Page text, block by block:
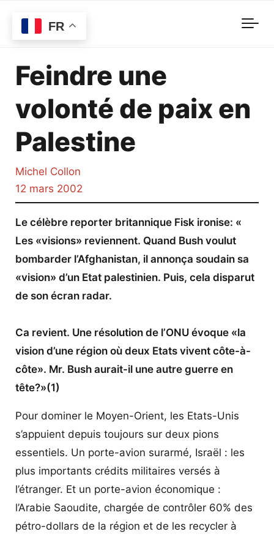
Feindre une
volonté de paix en
Palestine
Michel Collon
12 mars 2002
Le célèbre reporter britannique Fisk ironise: «
Les «visions» reviennent. Quand Bush voulut
bombarder l’Afghanistan, il annonça soudain sa
«vision» d’un Etat palestinien. Puis, cela disparut
de son écran radar.
Ca revient. Une résolution de l’ONU évoque «la
vision d’une région où deux Etats vivent côte-à-
côte». Mr. Bush aurait-il une autre guerre en
tête?»(1)
Pour dominer le Moyen-Orient, les Etats-Unis
s’appuient depuis toujours sur deux pions
essentiels. Un porte-avion surarmé, Israël : les
plus importants crédits militaires versés à
l’étranger. Et un porte-avion économique :
l’Arabie Saoudite, chargée de contrôler 60% des
pétro-dollars de la région et de les recycler à
FR
Ni pub, ni subsides. Investig’Action
a besoin de vous!
Devenez donateur mensuel et
profitez de 20% de réduction sur
nos livres.
JE SOUTIENS